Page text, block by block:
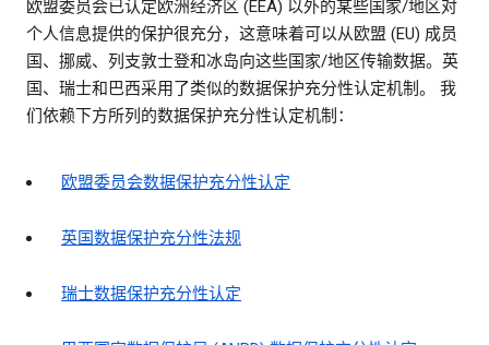
欧盟委员会已认定欧洲经济区 (EEA) 以外的某些国家/地区对
个人信息提供的保护很充分，这意味着可以从欧盟 (EU) 成员
国、挪威、列支敦士登和冰岛向这些国家/地区传输数据。英
国、瑞士和巴西采用了类似的数据保护充分性认定机制。 我
们依赖下方所列的数据保护充分性认定机制：
欧盟委员会数据保护充分性认定
英国数据保护充分性法规
瑞士数据保护充分性认定